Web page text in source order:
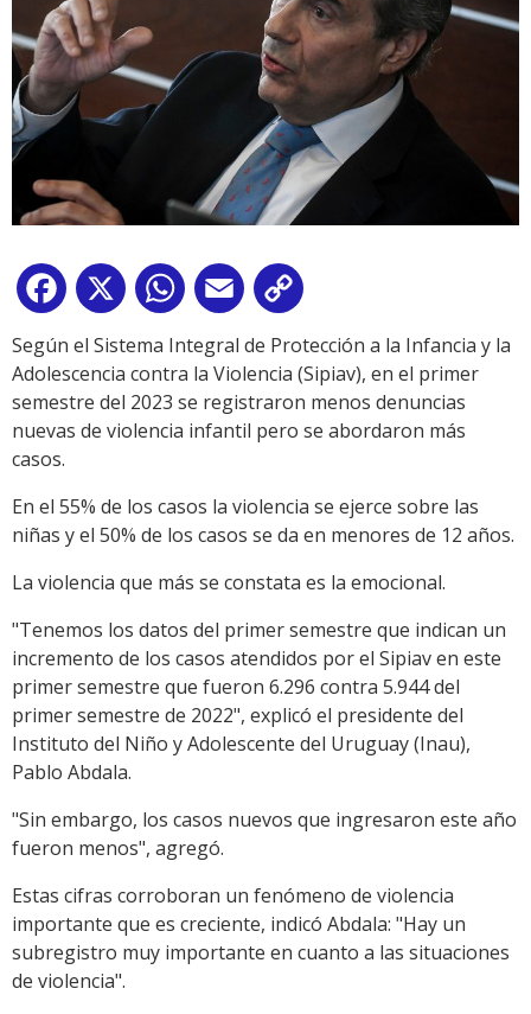
Facebook
X WhatsApp
Email
Link
Según el Sistema Integral de Protección a la Infancia y la
Adolescencia contra la Violencia (Sipiav), en el primer
semestre del 2023 se registraron menos denuncias
nuevas de violencia infantil pero se abordaron más
casos.
En el 55% de los casos la violencia se ejerce sobre las
niñas y el 50% de los casos se da en menores de 12 años.
La violencia que más se constata es la emocional.
"Tenemos los datos del primer semestre que indican un
incremento de los casos atendidos por el Sipiav en este
primer semestre que fueron 6.296 contra 5.944 del
primer semestre de 2022", explicó el presidente del
Instituto del Niño y Adolescente del Uruguay (Inau),
Pablo Abdala.
"Sin embargo, los casos nuevos que ingresaron este año
fueron menos", agregó.
Estas cifras corroboran un fenómeno de violencia
importante que es creciente, indicó Abdala: "Hay un
subregistro muy importante en cuanto a las situaciones
de violencia".